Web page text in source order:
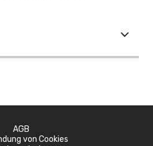
AGB
von Cookies